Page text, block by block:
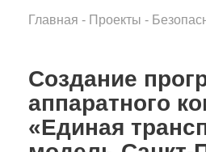
Главная - Проекты -
Создание
аппаратного
«Единая